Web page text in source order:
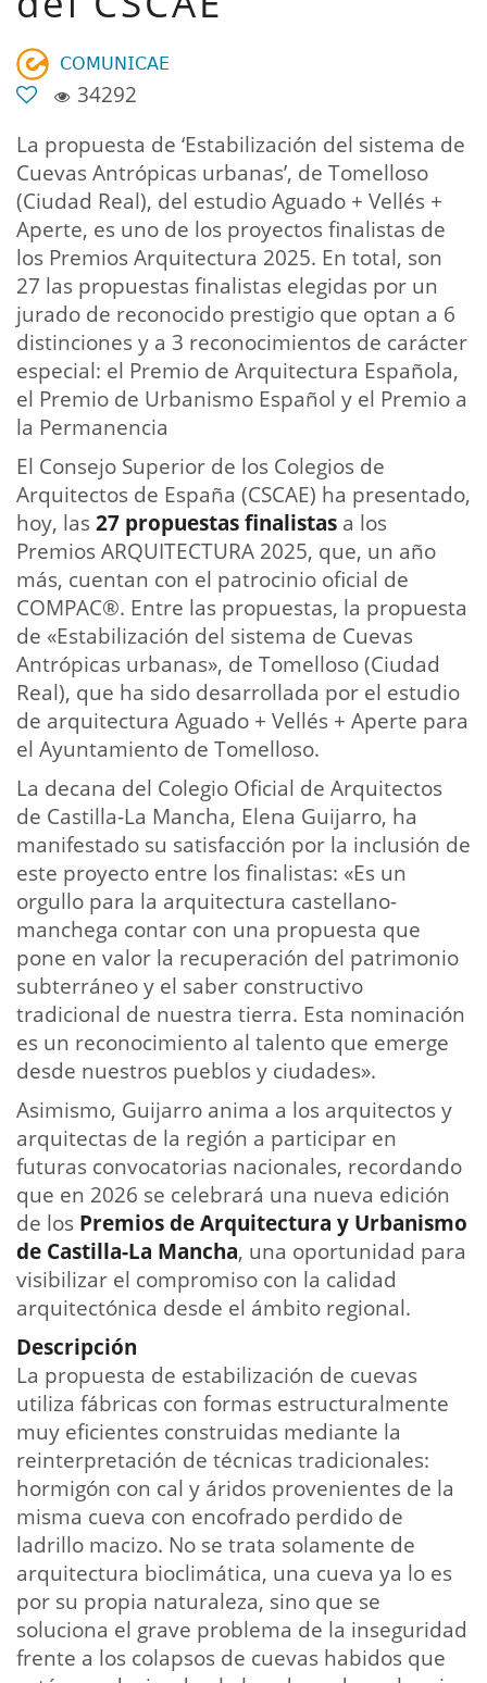
𝖢𝖮𝖬𝖴𝖭𝖨𝖢𝖠𝖤
34292
La propuesta de ‘Estabilización del sistema de
Cuevas Antrópicas urbanas’, de Tomelloso
(Ciudad Real), del estudio Aguado + Vellés +
Aperte, es uno de los proyectos finalistas de
los Premios Arquitectura 2025. En total, son
27 las propuestas finalistas elegidas por un
jurado de reconocido prestigio que optan a 6
distinciones y a 3 reconocimientos de carácter
especial: el Premio de Arquitectura Española,
el Premio de Urbanismo Español y el Premio a
la Permanencia
El Consejo Superior de los Colegios de
Arquitectos de España (CSCAE) ha presentado,
hoy, las27 propuestas finalistas a los
Premios ARQUITECTURA 2025, que, un año
más, cuentan con el patrocinio oficial de
COMPAC®. Entre las propuestas, la propuesta
de «Estabilización del sistema de Cuevas
Antrópicas urbanas», de Tomelloso (Ciudad
Real), que ha sido desarrollada por el estudio
de arquitectura Aguado + Vellés + Aperte para
el Ayuntamiento de Tomelloso.
La decana del Colegio Oficial de Arquitectos
de Castilla-La Mancha, Elena Guijarro, ha
manifestado su satisfacción por la inclusión de
este proyecto entre los finalistas: «Es un
orgullo para la arquitectura castellano-
manchega contar con una propuesta que
pone en valor la recuperación del patrimonio
subterráneo y el saber constructivo
tradicional de nuestra tierra. Esta nominación
es un reconocimiento al talento que emerge
desde nuestros pueblos y ciudades».
Asimismo, Guijarro anima a los arquitectos y
arquitectas de la región a participar en
futuras convocatorias nacionales, recordando
que en 2026 se celebrará una nueva edición
de los Premios de Arquitectura y Urbanismo
de Castilla-La Mancha, una oportunidad para
visibilizar el compromiso con la calidad
arquitectónica desde el ámbito regional.
Descripción
La propuesta de estabilización de cuevas
utiliza fábricas con formas estructuralmente
muy eficientes construidas mediante la
reinterpretación de técnicas tradicionales:
hormigón con cal y áridos provenientes de la
misma cueva con encofrado perdido de
ladrillo macizo. No se trata solamente de
arquitectura bioclimática, una cueva ya lo es
por su propia naturaleza, sino que se
soluciona el grave problema de la inseguridad
frente a los colapsos de cuevas habidos que